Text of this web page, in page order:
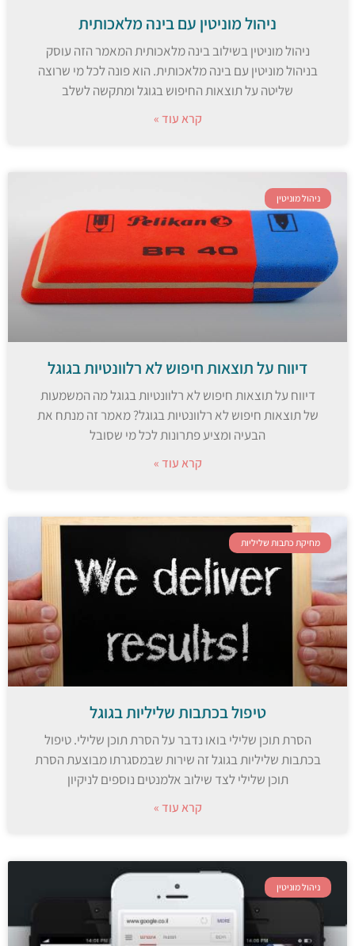
ניהול מוניטין עם בינה מלאכותית
ניהול מוניטין בשילוב בינה מלאכותית המאמר הזה עוסק
בניהול מוניטין עם בינה מלאכותית. הוא פונה לכל מי שרוצה
שליטה על תוצאות החיפוש בגוגל ומתקשה לשלב
קרא עוד »
ניהול מוניטין
דיווח על תוצאות חיפוש לא רלוונטיות בגוגל
דיווח על תוצאות חיפוש לא רלוונטיות בגוגל מה המשמעות
של תוצאות חיפוש לא רלוונטיות בגוגל? מאמר זה מנתח את
הבעיה ומציע פתרונות לכל מי שסובל
קרא עוד »
מחיקת כתבות שליליות
טיפול בכתבות שליליות בגוגל
הסרת תוכן שלילי בואו נדבר על הסרת תוכן שלילי. טיפול
בכתבות שליליות בגוגל זה שירות שבמסגרתו מבוצעת הסרת
תוכן שלילי לצד שילוב אלמנטים נוספים לניקיון
קרא עוד »
ניהול מוניטין